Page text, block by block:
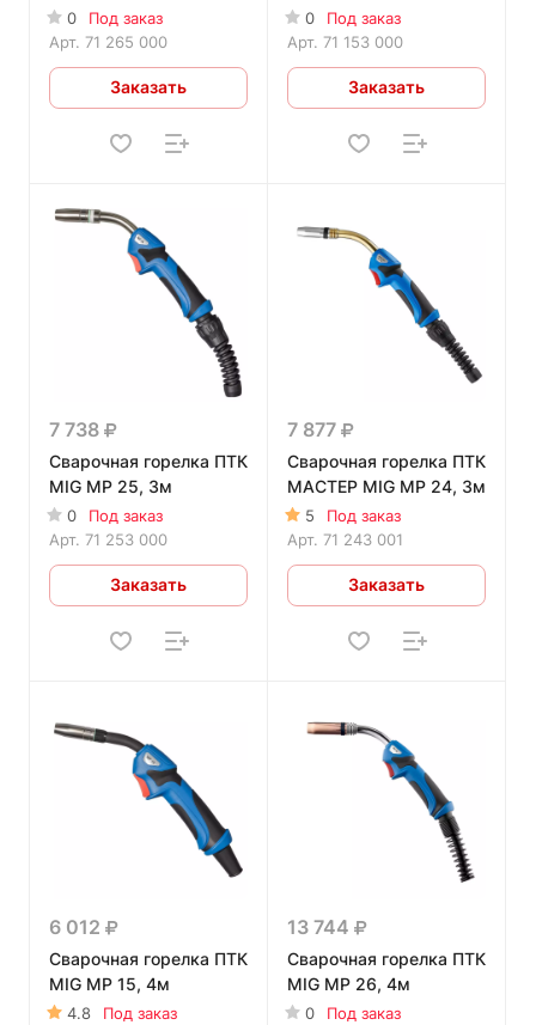
0
Под заказ
Арт. 71 265 000
Заказать
0
Под заказ
Арт. 71 153 000
Заказать
7 738
Сварочная горелка ПТК
MIG MP 25, 3м
0
Под заказ
Арт. 71 253 000
Заказать
7 877
Сварочная горелка ПТК
МАСТЕР MIG MP 24, 3м
5
Под заказ
Арт. 71 243 001
Заказать
6 012
Сварочная горелка ПТК
MIG MP 15, 4м
4.8
Под заказ
13 744
Сварочная горелка ПТК
MIG MP 26, 4м
0
Под заказ